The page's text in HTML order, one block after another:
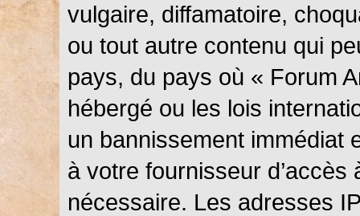
vulgaire, diffamatoire,
ou tout autre contenu qui
pays, du pays où « Forum
hébergé ou les lois
un bannissement immédiat
à votre fournisseur
nécessaire. Les adresses